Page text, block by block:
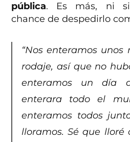
pública. Es más, ni
chance de despedirlo
“Nos enteramos unos
rodaje, así que no
enteramos un día
enterara todo el
enteramos todos
lloramos. Sé que lloré